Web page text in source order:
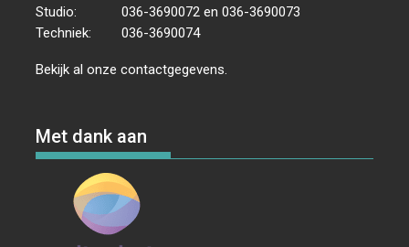
Studio:
036-3690072 en 036-3690073
Techniek:
036-3690074
Bekijk al onzecontactgegevens
Met dank aan